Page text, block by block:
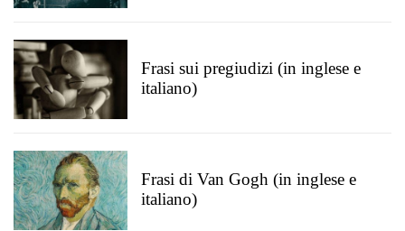
Frasi sui pregiudizi (in inglese e
italiano)
Frasi di Van Gogh (in inglese e
italiano)